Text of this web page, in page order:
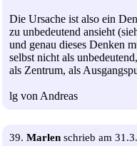
Die Ursache ist also ein
zu unbedeutend ansieht
und genau dieses Denken
selbst nicht als
als Zentrum, als
lg von Andreas
39. Marlen schrieb am